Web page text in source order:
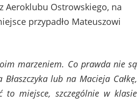
Aeroklubu Ostrowskiego, na
przypadło Mateuszowi
marzeniem. Co prawda nie są
lub na Macieja Całkę,
to miejsce, szczególnie w klasie